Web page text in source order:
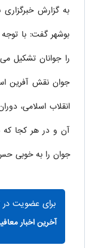
به گزارش
بوشهر گفت: با
را جوانان تشکیل
جوان نقش آفرین
انقلاب اسلامی،
آن و در هر کجا که
جوان را به خوبی
برای عضویت در
آخرین اخبار